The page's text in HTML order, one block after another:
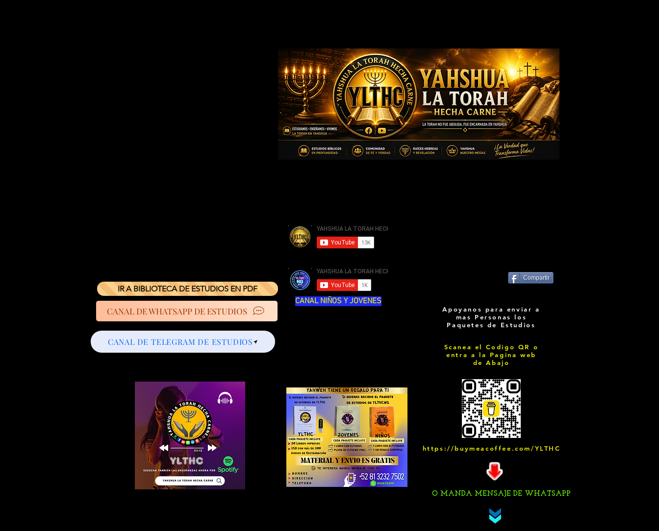
Compartir
IR A BIBLIOTECA DE ESTUDIOS EN PDF
CANAL DE WHATSAPP DE ESTUDIOS
CANAL NIÑOS Y JOVENES
CANAL DE TELEGRAM DE ESTUDIOS
Apoyanos para enviar a
mas Personas los
Paquetes de Estudios
Scanea el Codigo QR o
entra a la Pagina web
de Abajo
https://buymeacoffee.com/YLTHC
O MANDA MENSAJE DE WHATSAPP